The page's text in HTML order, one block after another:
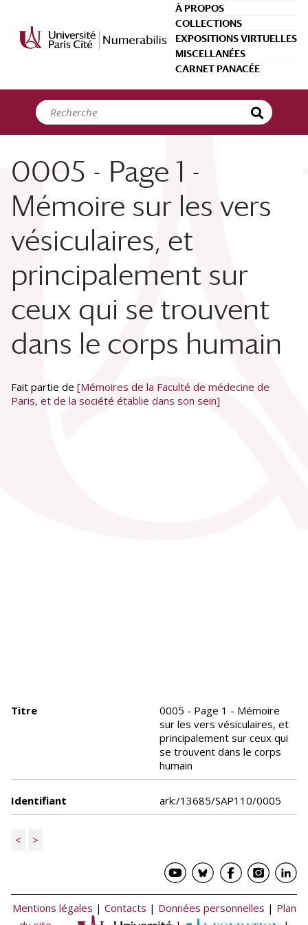
À PROPOS
COLLECTIONS
EXPOSITIONS VIRTUELLES
MISCELLANÉES
CARNET PANACÉE
0005 - Page 1 -
Mémoire sur les vers
vésiculaires, et
principalement sur
ceux qui se trouvent
dans le corps humain
Fait partie de [Mémoires de la Faculté de médecine de
Paris, et de la société établie dans son sein]
Titre
0005 - Page 1 - Mémoire
sur les vers vésiculaires, et
principalement sur ceux qui
se trouvent dans le corps
humain
Identifiant ark:/13685/SAP110/0005
< >
Mentions légales | Contacts | Données personnelles | Plan